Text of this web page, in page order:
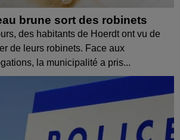
brune sort des robinets
des habitants de Hoerdt ont vu de
de leurs robinets. Face aux
la municipalité a pris...